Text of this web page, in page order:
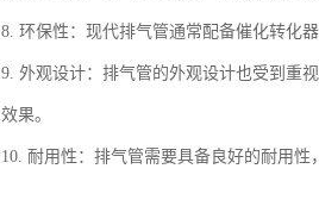
8. 环保性：现代排气管通常配备催化转化
9. 外观设计：排气管的外观设计也受到重
效果。
10. 耐用性：排气管需要具备良好的耐用性